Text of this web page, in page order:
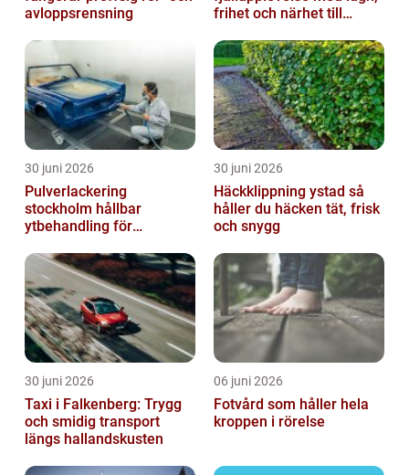
avloppsrensning
frihet och närhet till
30 juni 2026
Pulverlackering
stockholm hållbar
ytbehandling för
30 juni 2026
Häckklippning ystad så
håller du häcken tät, frisk
och snygg
30 juni 2026
Taxi i Falkenberg: Trygg
och smidig transport
längs hallandskusten
06 juni 2026
Fotvård som håller hela
kroppen i rörelse